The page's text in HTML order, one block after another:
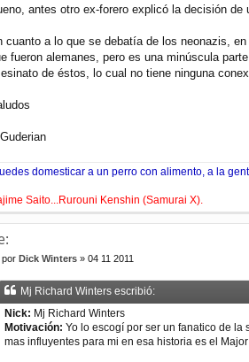
antes otro ex-forero explicó la decisión de
cuanto a lo que se debatía de los neonazis,
fueron alemanes, pero es una minúscula
de éstos, lo cual no tiene ninguna
domesticar a un perro con alimento, a la
Saito...Rurouni Kenshin (Samurai X).
M
n
porDick Winters »04 11 2011
Mj Richard Winters escribió:
Nick: Mj Richard Winters
Motivación: Yo lo escogí por ser un fanatico de
mas influyentes para mi en esa historia es el